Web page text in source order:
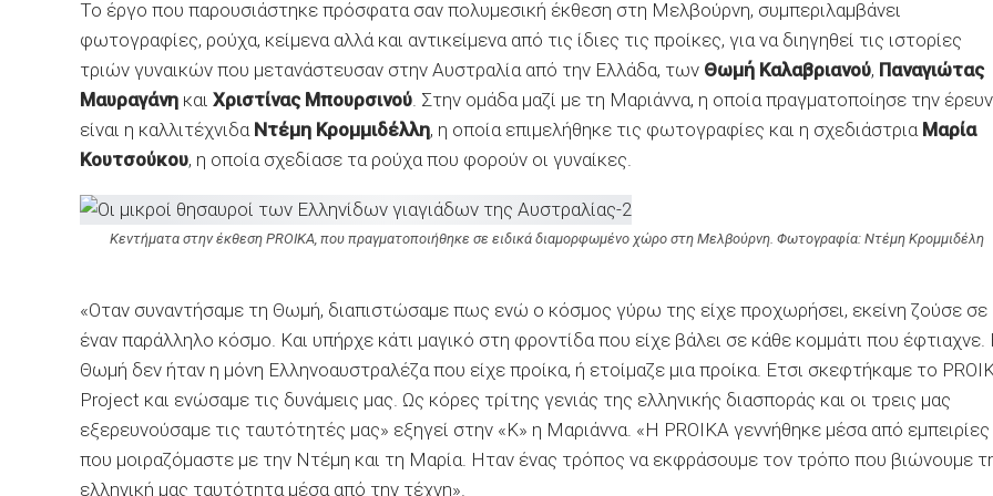
Το έργο που παρουσιάστηκε πρόσφατα σαν πολυμεσική έκθεση στη Μελβούρνη, συμπεριλαμβάνει
φωτογραφίες, ρούχα, κείμενα αλλά και αντικείμενα από τις ίδιες τις προίκες, για να διηγηθεί τις ιστορίες
τριών γυναικών που μετανάστευσαν στην Αυστραλία από την Ελλάδα, των Θωμή Καλαβριανού, Παναγιώτας
Μαυραγάνη και Χριστίνας Μπουρσινού. Στην ομάδα μαζί με τη Μαριάννα, η οποία πραγματοποίησε την
είναι η καλλιτέχνιδα Ντέμη Κρομμιδέλλη, η οποία επιμελήθηκε τις φωτογραφίες και η σχεδιάστρια Μαρία
Κουτσούκου, η οποία σχεδίασε τα ρούχα που φορούν οι γυναίκες.
Κεντήματα στην έκθεση PROIKA, που πραγματοποιήθηκε σε ειδικά διαμορφωμένο χώρο στη Μελβούρνη. Φωτογραφία: Ντέμη Κρομμιδέλη
«Οταν συναντήσαμε τη Θωμή, διαπιστώσαμε πως ενώ ο κόσμος γύρω της είχε προχωρήσει, εκείνη ζούσε σε
έναν παράλληλο κόσμο. Και υπήρχε κάτι μαγικό στη φροντίδα που είχε βάλει σε κάθε κομμάτι που έφτιαχνε.
Θωμή δεν ήταν η μόνη Ελληνοαυστραλέζα που είχε προίκα, ή ετοίμαζε μια προίκα. Ετσι σκεφτήκαμε το
Project και ενώσαμε τις δυνάμεις μας. Ως κόρες τρίτης γενιάς της ελληνικής διασποράς και οι τρεις μας
εξερευνούσαμε τις ταυτότητές μας» εξηγεί στην «Κ» η Μαριάννα. «Η PROIKA γεννήθηκε μέσα από εμπειρίες
που μοιραζόμαστε με την Ντέμη και τη Μαρία. Ηταν ένας τρόπος να εκφράσουμε τον τρόπο που βιώνουμε
ελληνική μας ταυτότητα μέσα από την τέχνη».